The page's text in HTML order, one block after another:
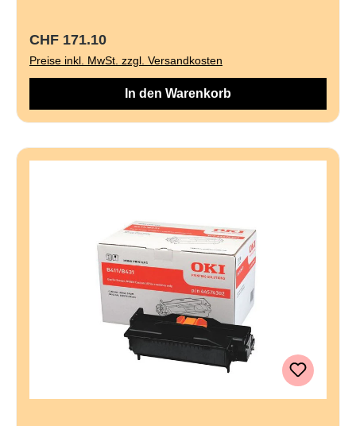
Regulärer Preis:
CHF 171.10
Preise inkl. MwSt. zzgl. Versandkosten
In den Warenkorb